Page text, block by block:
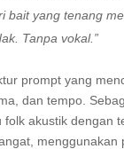
bait yang tenang
Tanpa vokal.”
prompt yang
dan tempo.
folk akustik dengan
menggunakan